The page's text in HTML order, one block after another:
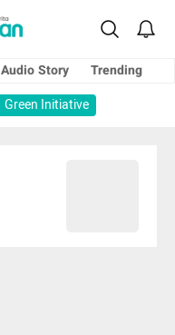
Audio Story
Trending
Green Initiative